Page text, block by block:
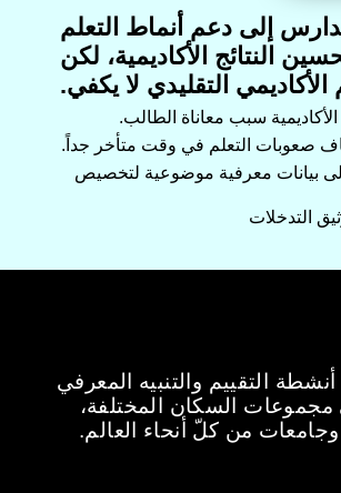
إلى دعم أنماط التعلم
النتائج الأكاديمية، لكن
الأكاديمي التقليدي لا يكفي.
سبب معاناة الطالب.
صعوبات التعلم في وقت متأخر جداً.
بيانات معرفية موضوعية لتخصيص
التدخلات
التقييم والتنبيه المعرفي
مجموعات السكان المختلفة،
من كلّ أنحاء العالم.